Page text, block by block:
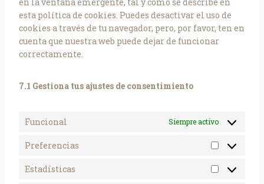
esta política de cookies. Puedes desactivar el uso de
cookies a través de tu navegador, pero, por favor, ten en
cuenta que nuestra web puede dejar de funcionar
correctamente.
7.1 Gestiona tus ajustes de consentimiento
Funcional Siempre activo
Preferencias
Estadísticas